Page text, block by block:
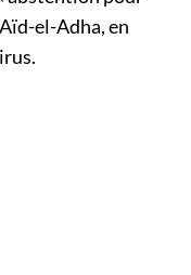
el-Adha, en